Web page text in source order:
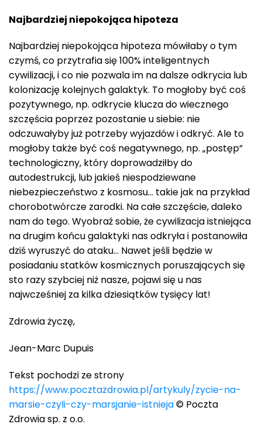
Najbardziej niepokojąca hipoteza
Najbardziej niepokojąca hipoteza mówiłaby o tym
czymś, co przytrafia się 100% inteligentnych
cywilizacji, i co nie pozwala im na dalsze odkrycia lub
kolonizację kolejnych galaktyk. To mogłoby być coś
pozytywnego, np. odkrycie klucza do wiecznego
szczęścia poprzez pozostanie u siebie: nie
odczuwałyby już potrzeby wyjazdów i odkryć. Ale to
mogłoby także być coś negatywnego, np. „postęp”
technologiczny, który doprowadziłby do
autodestrukcji, lub jakieś niespodziewane
niebezpieczeństwo z kosmosu… takie jak na przykład
chorobotwórcze zarodki. Na całe szczęście, daleko
nam do tego. Wyobraź sobie, że cywilizacja istniejąca
na drugim końcu galaktyki nas odkryła i postanowiła
dziś wyruszyć do ataku… Nawet jeśli będzie w
posiadaniu statków kosmicznych poruszających się
sto razy szybciej niż nasze, pojawi się u nas
najwcześniej za kilka dziesiątków tysięcy lat!
Zdrowia życzę,
Jean-Marc Dupuis
Tekst pochodzi ze strony
https://www.pocztazdrowia.pl/artykuly/zycie-na-
marsie-czyli-czy-marsjanie-istnieja© Poczta
Zdrowia sp. z o.o.